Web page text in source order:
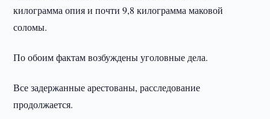
килограмма опия и почти 9,8 килограмма маковой
соломы.
По обоим фактам возбуждены уголовные дела.
Все задержанные арестованы, расследование
продолжается.